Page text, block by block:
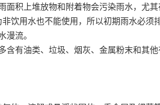
面积上堆放物和附着物会污染雨水，尤
饮用水也不能使用，所以初期雨水必须
漫流。
含有油类、垃圾、烟灰、金属粉末和其